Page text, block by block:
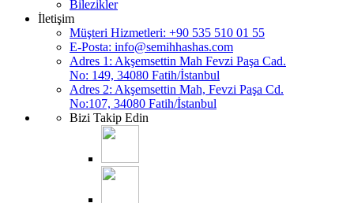
Bilezikler
İletişim
Müşteri Hizmetleri: +90 535 510 01 55
E-Posta: info@semihhashas.com
Adres 1: Akşemsettin Mah Fevzi Paşa Cad.
No: 149, 34080 Fatih/İstanbul
Adres 2: Akşemsettin Mah, Fevzi Paşa Cd.
No:107, 34080 Fatih/İstanbul
Bizi Takip Edin